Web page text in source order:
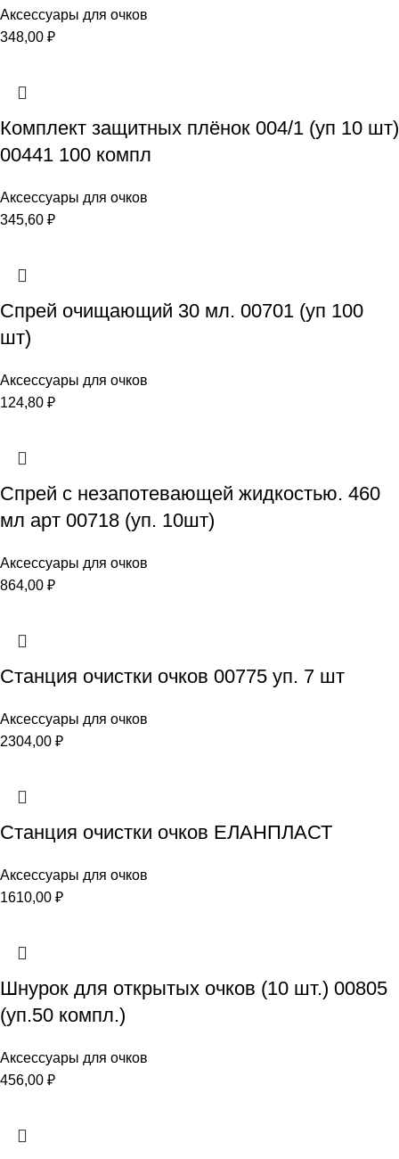
Аксессуары для очков
348,00 ₽
Комплект защитных плёнок 004/1 (уп 10 шт)
00441 100 компл
Аксессуары для очков
345,60 ₽
Спрей очищающий 30 мл. 00701 (уп 100
шт)
Аксессуары для очков
124,80 ₽
Спрей с незапотевающей жидкостью. 460
мл арт 00718 (уп. 10шт)
Аксессуары для очков
864,00 ₽
Станция очистки очков 00775 уп. 7 шт
Аксессуары для очков
2304,00 ₽
Станция очистки очков ЕЛАНПЛАСТ
Аксессуары для очков
1610,00 ₽
Шнурок для открытых очков (10 шт.) 00805
(уп.50 компл.)
Аксессуары для очков
456,00 ₽